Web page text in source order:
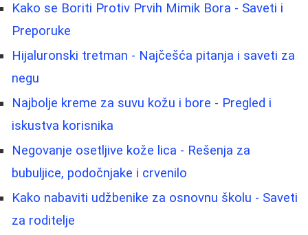
Kako se Boriti Protiv Prvih Mimik Bora - Saveti i
Preporuke
Hijaluronski tretman - Najčešća pitanja i saveti za
negu
Najbolje kreme za suvu kožu i bore - Pregled i
iskustva korisnika
Negovanje osetljive kože lica - Rešenja za
bubuljice, podočnjake i crvenilo
Kako nabaviti udžbenike za osnovnu školu - Saveti
za roditelje